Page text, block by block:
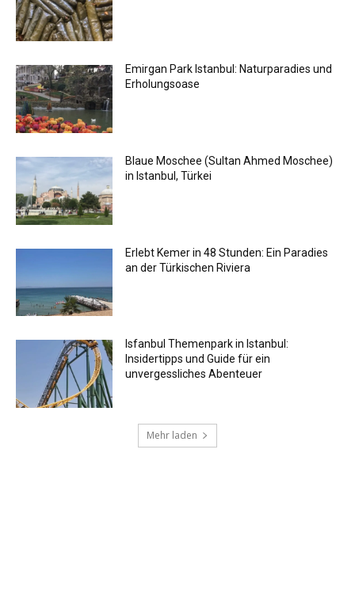
Emirgan Park Istanbul: Naturparadies und
Erholungsoase
Blaue Moschee (Sultan Ahmed Moschee)
in Istanbul, Türkei
Erlebt Kemer in 48 Stunden: Ein Paradies
an der Türkischen Riviera
Isfanbul Themenpark in Istanbul:
Insidertipps und Guide für ein
unvergessliches Abenteuer
Mehr laden